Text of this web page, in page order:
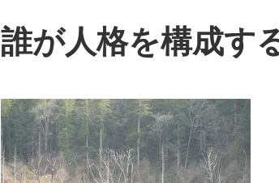
誰が人格を構成す